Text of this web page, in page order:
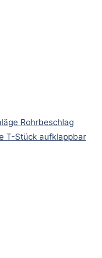
Rohrbeschlag
T-Stück aufklappbar